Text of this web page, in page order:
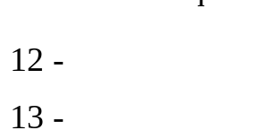
12 -
13 -